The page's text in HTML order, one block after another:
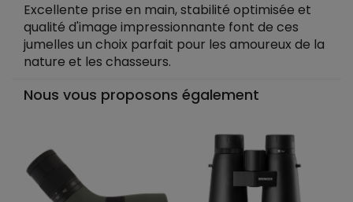
Excellente prise en main, stabilité optimisée et
qualité d'image impressionnante font de ces
jumelles un choix parfait pour les amoureux de la
nature et les chasseurs.
Nous vous proposons également